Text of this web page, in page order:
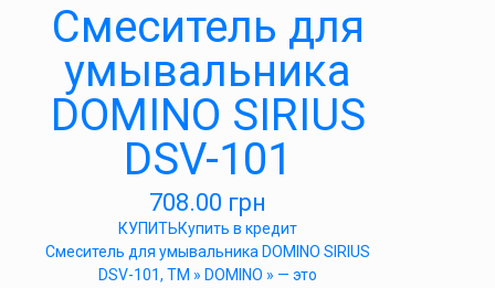
Cмеситель для
умывальника
DOMINO SIRIUS
DSV-101
708.00 грн
КУПИТЬКупить в кредит
Cмеситель для умывальника DOMINO SIRIUS
DSV-101, ТМ » DOMINO » — это